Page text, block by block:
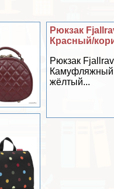
Рюкзак
Красный/
Рюкзак
Камуфляжный
жёлтый...